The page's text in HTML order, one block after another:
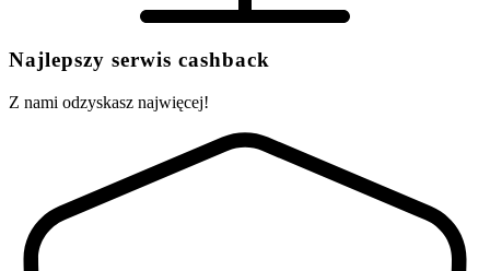
Najlepszy serwis cashback
Z nami odzyskasz najwięcej!